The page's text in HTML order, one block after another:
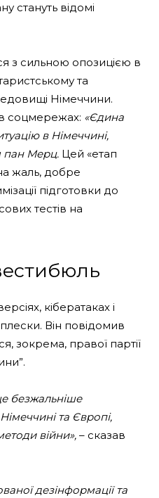
стануть відомі
з сильною опозицією в
та
Німеччини.
соцмережах: «Єдина
в Німеччині,
пан Мерц. Цей «етап
жаль, добре
підготовки до
тестів на
кібератаках і
Він повідомив
зокрема, правої партії
безжальніше
та Європі,
війни», – сказав
дезінформації та